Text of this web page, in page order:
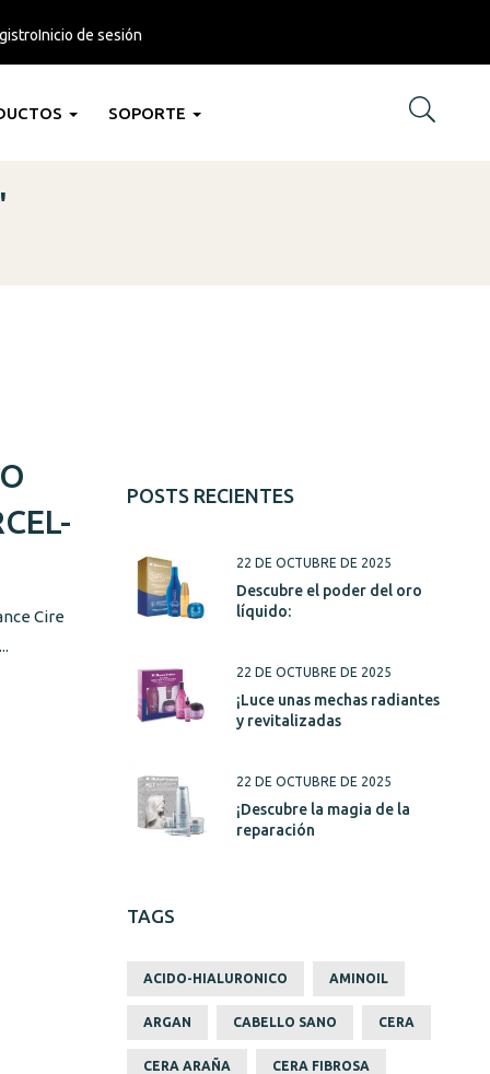
Inicio de sesión
SOPORTE
Cire
POSTS RECIENTES
22 DE OCTUBRE DE 2025
Descubre el poder del oro
líquido:
22 DE OCTUBRE DE 2025
¡Luce unas mechas radiantes
y revitalizadas
22 DE OCTUBRE DE 2025
¡Descubre la magia de la
reparación
TAGS
ACIDO-HIALURONICO AMINOIL
ARGAN CABELLO SANO CERA
CERA ARAÑA CERA FIBROSA